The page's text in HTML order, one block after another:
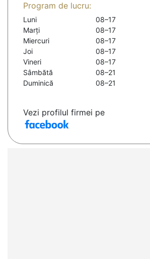
Program de lucru:
Luni
08–17
Marți
08–17
Miercuri
08–17
Joi
08–17
Vineri
08–17
Sâmbătă
08–21
Duminică
08–21
Vezi profilul firmei pe